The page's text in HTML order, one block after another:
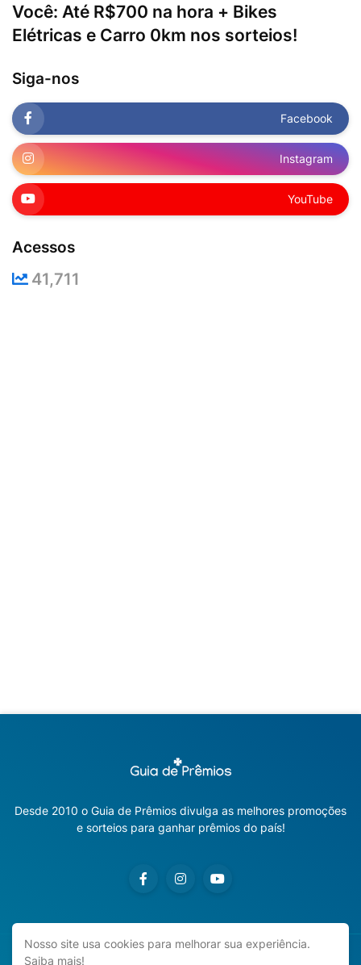
Você: Até R$700 na hora + Bikes
Elétricas e Carro 0km nos sorteios!
Siga-nos
Facebook
Instagram
YouTube
Acessos
41,711
Desde 2010 o Guia de Prêmios divulga as melhores promoções
e sorteios para ganhar prêmios do país!
Copyright ©
Nosso site usa cookies para melhorar sua experiência.
Saiba mais!